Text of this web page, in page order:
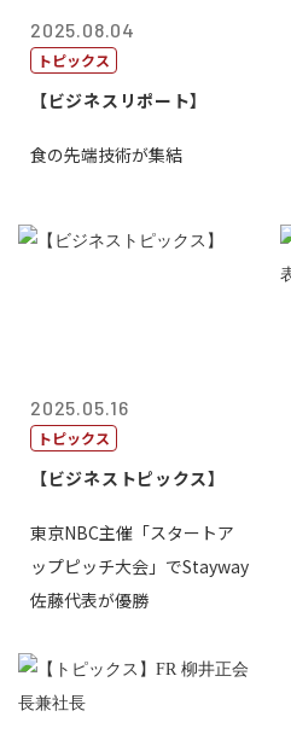
2025.08.04
トピックス
【ビジネスリポート】
食の先端技術が集結
2025.05.16
トピックス
【ビジネストピックス】
東京NBC主催「スタートア
ップピッチ大会」でStayway
佐藤代表が優勝